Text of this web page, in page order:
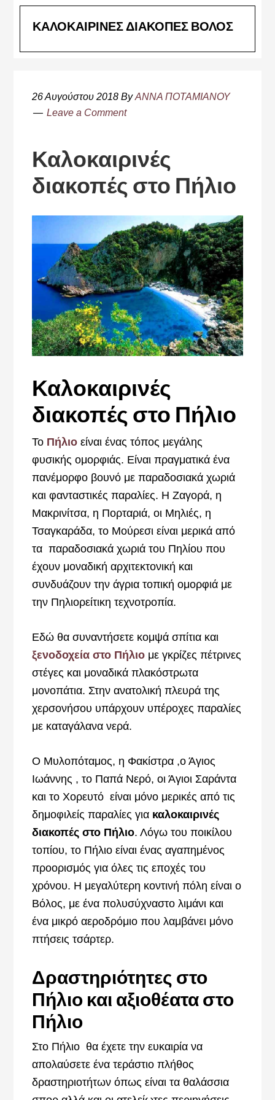
ΚΑΛΟΚΑΙΡΙΝΕΣ ΔΙΑΚΟΠΕΣ ΒΟΛΟΣ
26 Αυγούστου 2018 ByΑΝΝΑ ΠΟΤΑΜΙΑΝΟΥ
Leave a Comment
Καλοκαιρινές
διακοπές στο Πήλιο
Καλοκαιρινές
διακοπές στο Πήλιο
Το Πήλιο είναι ένας τόπος μεγάλης
φυσικής ομορφιάς. Είναι πραγματικά ένα
πανέμορφο βουνό με παραδοσιακά χωριά
και φανταστικές παραλίες. Η Ζαγορά, η
Μακρινίτσα, η Πορταριά, οι Μηλιές, η
Τσαγκαράδα, το Μούρεσι είναι μερικά από
τα παραδοσιακά χωριά του Πηλίου που
έχουν μοναδική αρχιτεκτονική και
συνδυάζουν την άγρια τοπική ομορφιά με
την Πηλιορείτικη τεχνοτροπία.
Εδώ θα συναντήσετε κομψά σπίτια και
ξενοδοχεία στο Πήλιο με γκρίζες πέτρινες
στέγες και μοναδικά πλακόστρωτα
μονοπάτια. Στην ανατολική πλευρά της
χερσονήσου υπάρχουν υπέροχες παραλίες
με καταγάλανα νερά.
Ο Μυλοπόταμος, η Φακίστρα ,ο Άγιος
Ιωάννης , το Παπά Νερό, οι Άγιοι Σαράντα
και το Χορευτό είναι μόνο μερικές από τις
δημοφιλείς παραλίες για καλοκαιρινές
διακοπές στο Πήλιο. Λόγω του ποικίλου
τοπίου, το Πήλιο είναι ένας αγαπημένος
προορισμός για όλες τις εποχές του
χρόνου. Η μεγαλύτερη κοντινή πόλη είναι ο
Βόλος, με ένα πολυσύχναστο λιμάνι και
ένα μικρό αεροδρόμιο που λαμβάνει μόνο
πτήσεις τσάρτερ.
Δραστηριότητες στο
Πήλιο και αξιοθέατα στο
Πήλιο
Στο Πήλιο θα έχετε την ευκαιρία να
απολαύσετε ένα τεράστιο πλήθος
δραστηριοτήτων όπως είναι τα θαλάσσια